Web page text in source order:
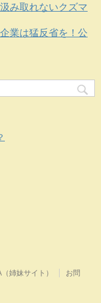
み取れないクズマ
業は猛反省を！公